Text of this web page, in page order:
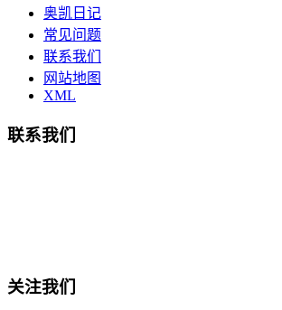
奥凯日记
常见问题
联系我们
网站地图
XML
联系我们
关注我们